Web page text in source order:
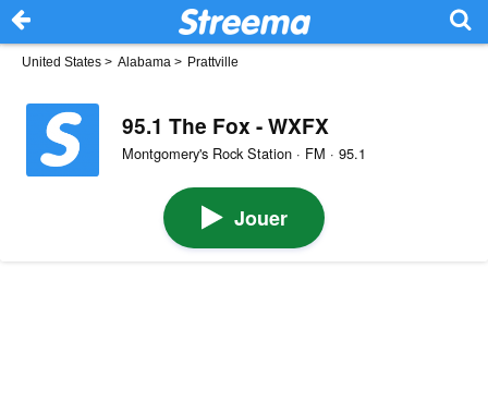
United States > Alabama > Prattville
95.1 The Fox - WXFX
Montgomery's Rock Station · FM · 95.1
Jouer